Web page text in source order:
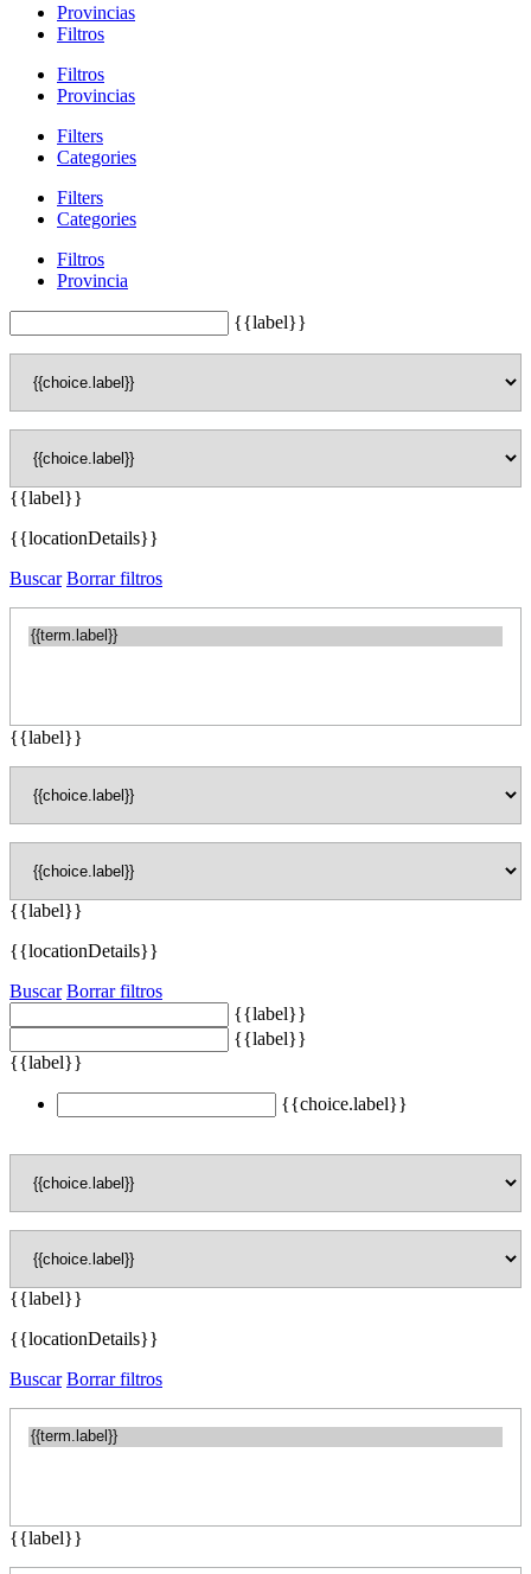
Provincias
Filtros
Filtros
Provincias
Filters
Categories
Filters
Categories
Filtros
Provincia
{{label}}
{{label}}
{{locationDetails}}
Buscar Borrar filtros
{{label}}
{{label}}
{{locationDetails}}
Buscar Borrar filtros
{{label}}
{{label}}
{{label}}
{{choice.label}}
{{label}}
{{locationDetails}}
Buscar Borrar filtros
{{label}}